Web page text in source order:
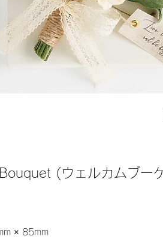
(ウェルカムブー
× 85mm